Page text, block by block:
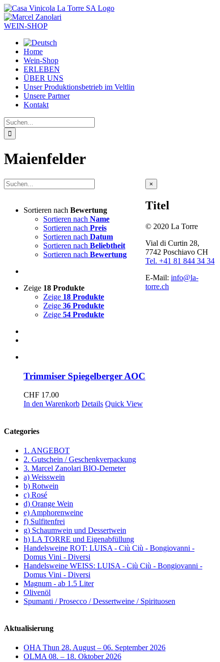
Zum
Inhalt
springen
WEIN-SHOP
Home
Wein-Shop
ERLEBEN
ÜBER UNS
Unser Produktionsbetrieb im Veltlin
Unsere Partner
Kontakt
Suche
nach:
Maienfelder
Sortieren nach Bewertung
Sortieren nach Name
Sortieren nach Preis
Sortieren nach Datum
Sortieren nach Beliebtheit
Sortieren nach Bewertung
Zeige 18 Produkte
Zeige 18 Produkte
Zeige 36 Produkte
Zeige 54 Produkte
Trimmiser Spiegelberger AOC
CHF 17.00
In den Warenkorb Details Quick View
Categories
1. ANGEBOT
2. Gutschein / Geschenkverpackung
3. Marcel Zanolari BIO-Demeter
a) Weisswein
b) Rotwein
c) Rosé
d) Orange Wein
e) Amphorenweine
f) Sulfitenfrei
g) Schaumwein und Dessertwein
h) LA TORRE und Eigenabfüllung
Handelsweine ROT: LUISA - Ciù Ciù - Bongiovanni -
Domus Vini - Diversi
Handelsweine WEISS: LUISA - Ciù Ciù - Bongiovanni -
Domus Vini - Diversi
Magnum - ab 1.5 Liter
Olivenöl
Spumanti / Prosecco / Dessertweine / Spirituosen
Close
product
view
×
Titel
© 2020 La Torre
Vial di Curtin 28,
7742 Poschiavo CH
Tel. +41 81 844 34 34
E-Mail: info@la-
torre.ch
Aktualisierung
OHA Thun 28. August – 06. September 2026
OLMA 08. – 18. Oktober 2026